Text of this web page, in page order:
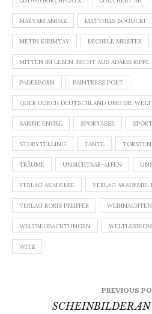
MARYAM ANDAZ MATTHIAS BOGUCKI
METIN KIRIMTAY MICHÈLE MEISTER
MITTEN IM LEBEN. NICHT AUS ADAMS RIPPE
PADERBORN PAINTRESS POET
QUER DURCH DEUTSCHLAND UND DIE WELT
SABINE ENGEL SPORTASSE
STORYTELLING TANTE
TRÄUME UNSICHTBAR-AFFEN
VERLAG AKADEMIE VERLAG
VERLAG BORIS PFEIFFER
WELTBEOBACHTUNGEN WELTLEXIKON
WITZ
PREVIOUS
SCHEINBILDER